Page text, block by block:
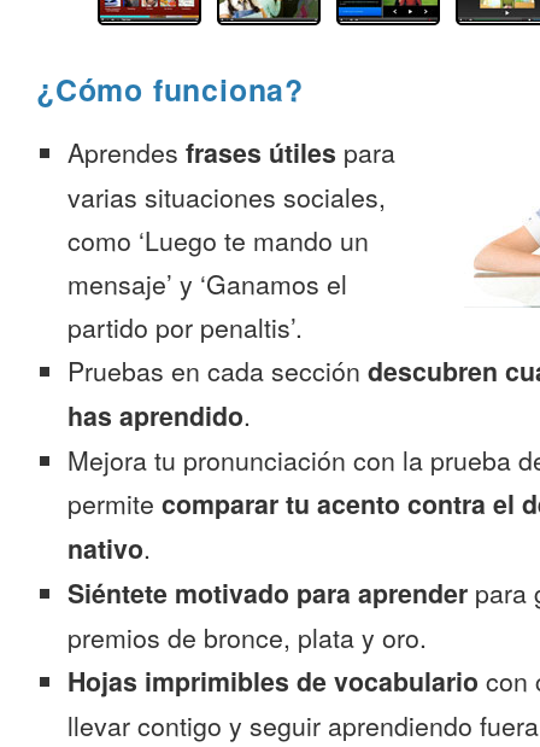
¿Cómo funciona?
Aprendes frases útiles para
varias situaciones sociales,
como ‘Luego te mando un
mensaje’ y ‘Ganamos el
partido por penaltis’.
Pruebas en cada sección descubren
has aprendido.
Mejora tu pronunciación con la prueba
permite comparar tu acento contra el
nativo.
Siéntete motivado para aprender para
premios de bronce, plata y oro.
Hojas imprimibles de vocabulario con
llevar contigo y seguir aprendiendo